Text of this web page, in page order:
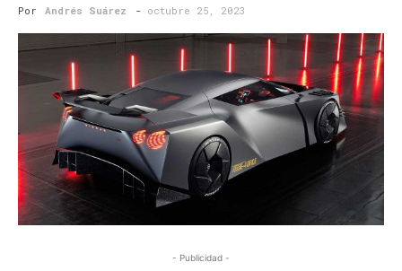
Por Andrés Suárez - octubre 25, 2023
- Publicidad -